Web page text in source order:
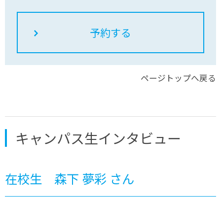
ページトップへ戻る
キャンパス生インタビュー
在校生 森下 夢彩 さん